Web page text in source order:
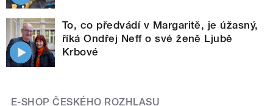
To, co předvádí v Margaritě, je úžasný,
říká Ondřej Neff o své ženě Ljubě
Krbové
E-SHOP ČESKÉHO ROZHLASU